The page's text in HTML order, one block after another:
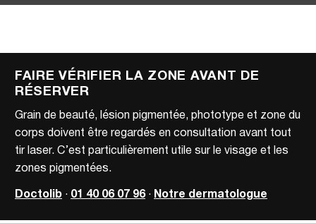
FAIRE VÉRIFIER LA ZONE AVANT DE
RÉSERVER
Grain de beauté, lésion pigmentée, phototype et zone du
corps doivent être regardés en consultation avant tout
tir laser. C’est particulièrement utile sur le visage et les
zones pigmentées.
Doctolib · 01 40 06 07 96· Notre dermatologue